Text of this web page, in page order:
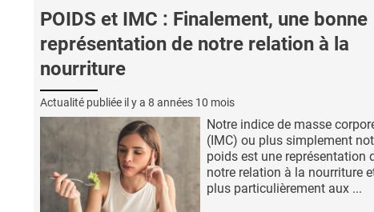
POIDS et IMC : Finalement, une bonne
représentation de notre relation à la
nourriture
Actualité publiée il y a 8 années 10 mois
Notre indice de masse
(IMC) ou plus simplement
poids est une représentation
notre relation à la nourriture
plus particulièrement aux ...